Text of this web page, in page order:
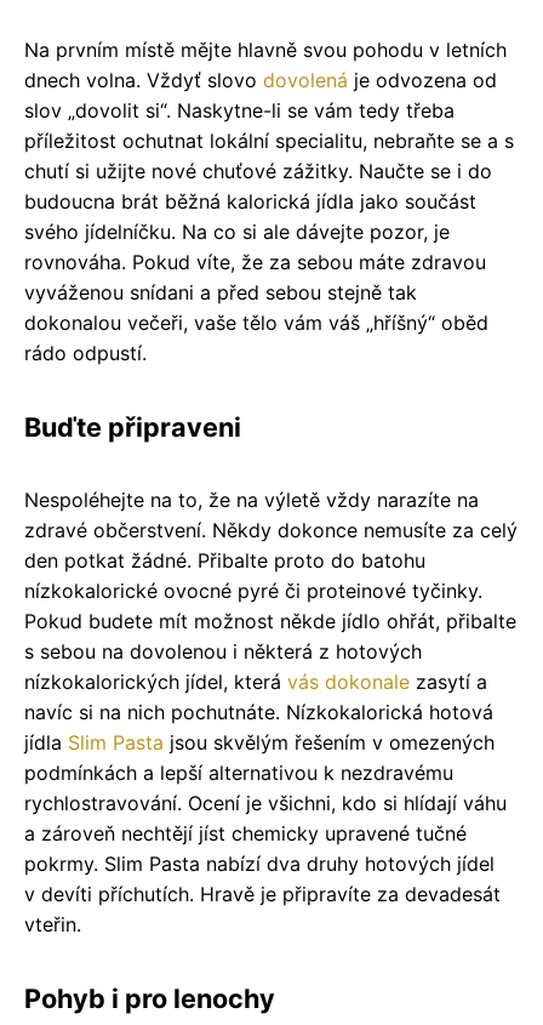
Na prvním místě mějte hlavně svou pohodu v letních
dnech volna. Vždyť slovo dovolená je odvozena od
slov „dovolit si“. Naskytne-li se vám tedy třeba
příležitost ochutnat lokální specialitu, nebraňte se a s
chutí si užijte nové chuťové zážitky. Naučte se i do
budoucna brát běžná kalorická jídla jako součást
svého jídelníčku. Na co si ale dávejte pozor, je
rovnováha. Pokud víte, že za sebou máte zdravou
vyváženou snídani a před sebou stejně tak
dokonalou večeři, vaše tělo vám váš „hříšný“ oběd
rádo odpustí.
Buďte připraveni
Nespoléhejte na to, že na výletě vždy narazíte na
zdravé občerstvení. Někdy dokonce nemusíte za celý
den potkat žádné. Přibalte proto do batohu
nízkokalorické ovocné pyré či proteinové tyčinky.
Pokud budete mít možnost někde jídlo ohřát, přibalte
s sebou na dovolenou i některá z hotových
nízkokalorických jídel, která vás dokonale zasytí a
navíc si na nich pochutnáte. Nízkokalorická hotová
jídla Slim Pasta jsou skvělým řešením v omezených
podmínkách a lepší alternativou k nezdravému
rychlostravování. Ocení je všichni, kdo si hlídají váhu
a zároveň nechtějí jíst chemicky upravené tučné
pokrmy. Slim Pasta nabízí dva druhy hotových jídel
v devíti příchutích. Hravě je připravíte za devadesát
vteřin.
Pohyb i pro lenochy